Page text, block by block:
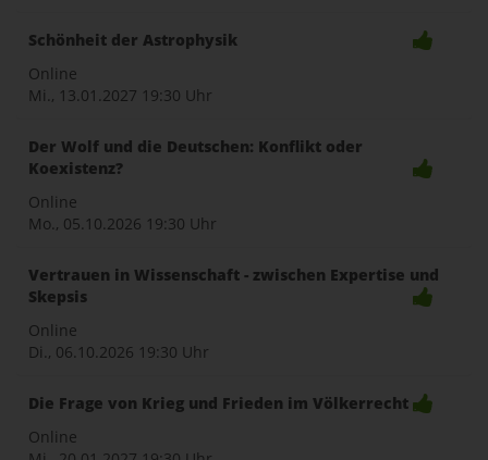
Schönheit der Astrophysik
Online
Mi., 13.01.2027 19:30 Uhr
Der Wolf und die Deutschen: Konflikt oder
Koexistenz?
Online
Mo., 05.10.2026 19:30 Uhr
Vertrauen in Wissenschaft - zwischen Expertise und
Skepsis
Online
Di., 06.10.2026 19:30 Uhr
Die Frage von Krieg und Frieden im Völkerrecht
Online